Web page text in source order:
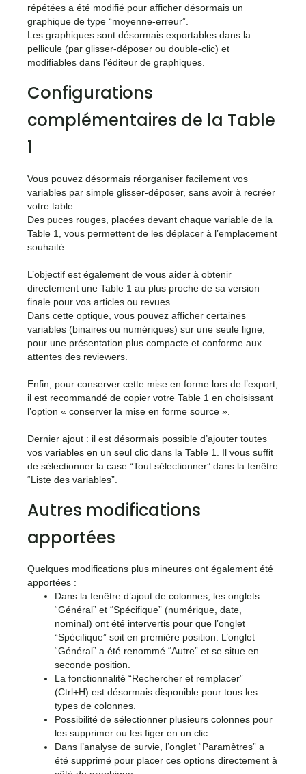
répétées a été modifié pour afficher désormais un
graphique de type “moyenne-erreur”.
Les graphiques sont désormais exportables dans la
pellicule (par glisser-déposer ou double-clic) et
modifiables dans l’éditeur de graphiques.
Configurations
complémentaires de la Table
1
Vous pouvez désormais réorganiser facilement vos
variables par simple glisser-déposer, sans avoir à recréer
votre table.
Des puces rouges, placées devant chaque variable de la
Table 1, vous permettent de les déplacer à l’emplacement
souhaité.
L’objectif est également de vous aider à obtenir
directement une Table 1 au plus proche de sa version
finale pour vos articles ou revues.
Dans cette optique, vous pouvez afficher certaines
variables (binaires ou numériques) sur une seule ligne,
pour une présentation plus compacte et conforme aux
attentes des reviewers.
Enfin, pour conserver cette mise en forme lors de l’export,
il est recommandé de copier votre Table 1 en choisissant
l’option « conserver la mise en forme source ».
Dernier ajout : il est désormais possible d’ajouter toutes
vos variables en un seul clic dans la Table 1. Il vous suffit
de sélectionner la case “Tout sélectionner” dans la fenêtre
“Liste des variables”.
Autres modifications
apportées
Quelques modifications plus mineures ont également été
apportées :
Dans la fenêtre d’ajout de colonnes, les onglets
“Général” et “Spécifique” (numérique, date,
nominal) ont été intervertis pour que l’onglet
“Spécifique” soit en première position. L’onglet
“Général” a été renommé “Autre” et se situe en
seconde position.
La fonctionnalité “Rechercher et remplacer”
(Ctrl+H) est désormais disponible pour tous les
types de colonnes.
Possibilité de sélectionner plusieurs colonnes pour
les supprimer ou les figer en un clic.
Dans l’analyse de survie, l’onglet “Paramètres” a
été supprimé pour placer ces options directement à